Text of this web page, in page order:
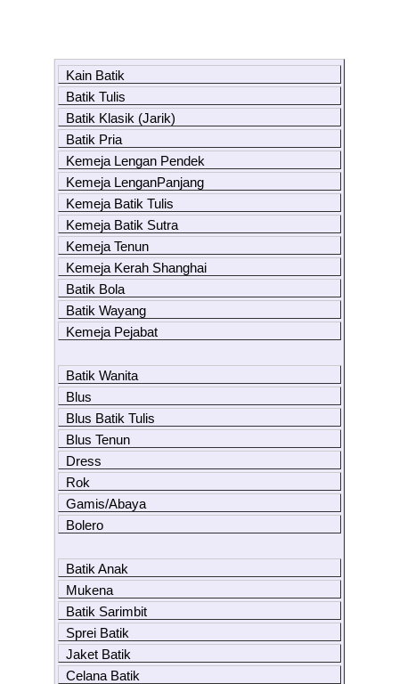
Kain Batik
Batik Tulis
Batik Klasik (Jarik)
Batik Pria
Kemeja Lengan Pendek
Kemeja LenganPanjang
Kemeja Batik Tulis
Kemeja Batik Sutra
Kemeja Tenun
Kemeja Kerah Shanghai
Batik Bola
Batik Wayang
Kemeja Pejabat
Batik Wanita
Blus
Blus Batik Tulis
Blus Tenun
Dress
Rok
Gamis/Abaya
Bolero
Batik Anak
Mukena
Batik Sarimbit
Sprei Batik
Jaket Batik
Celana Batik